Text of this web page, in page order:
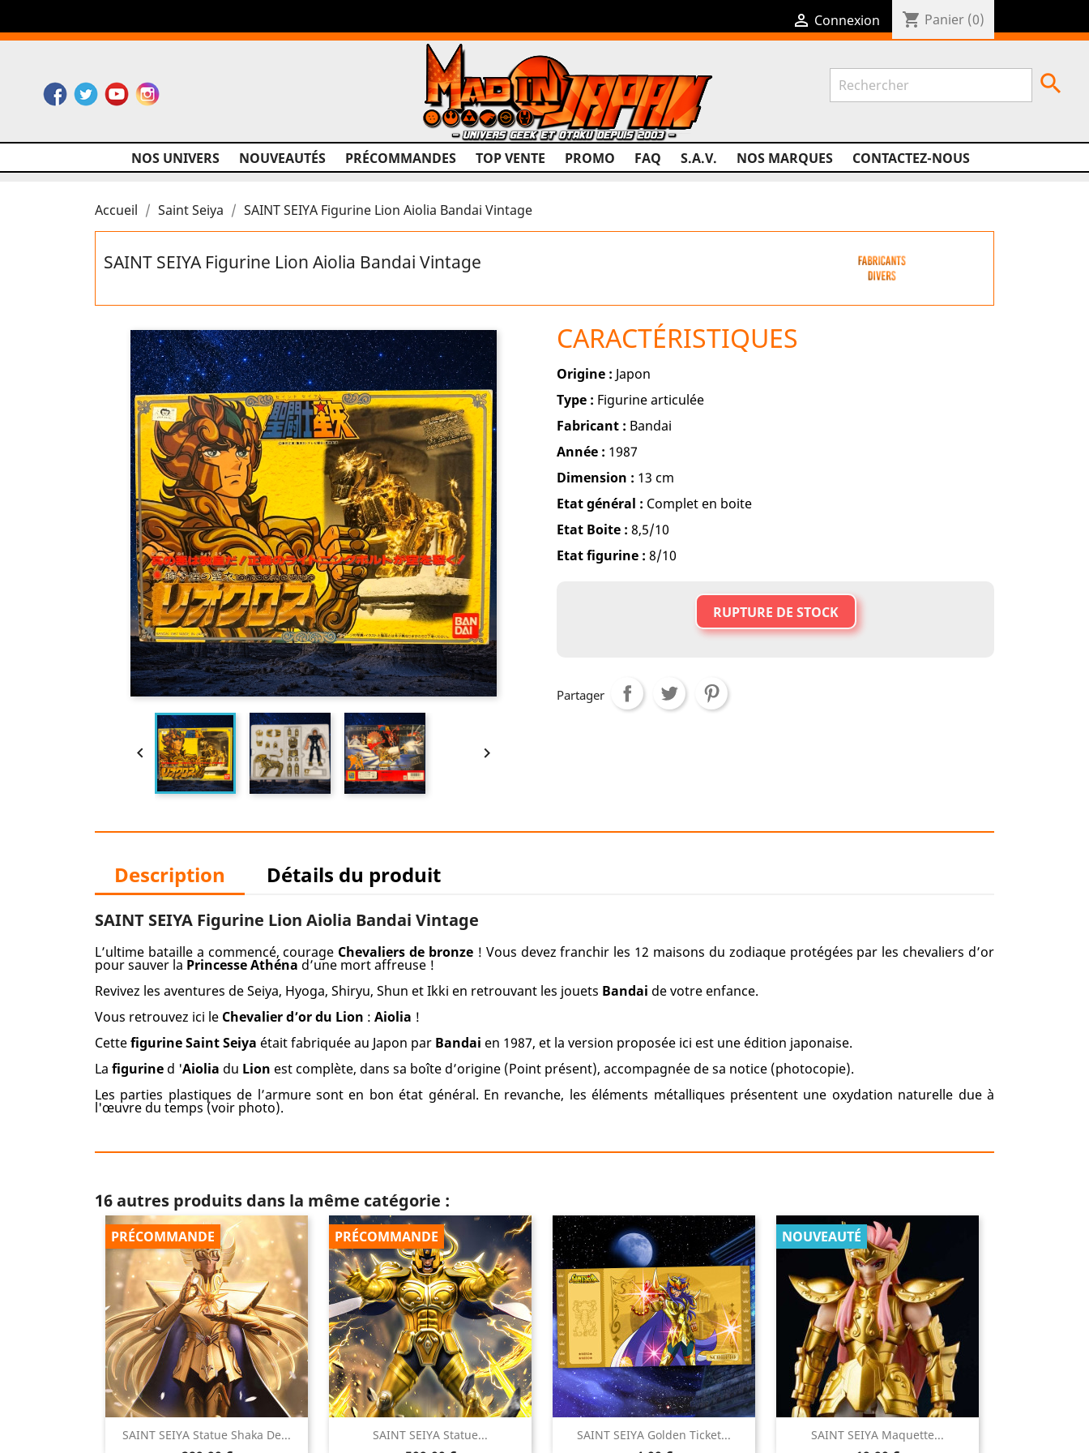
 Connexion shopping_cart Panier (0)
Facebook
TwitterYouTubeInstagram
NOS UNIVERS NOUVEAUTÉS PRÉCOMMANDES TOP VENTE PROMO FAQ S.A.V. NOS MARQUES CONTACTEZ-NOUS

Accueil Saint Seiya SAINT SEIYA Figurine Lion Aiolia Bandai Vintage
SAINT SEIYA Figurine Lion Aiolia Bandai Vintage
 
CARACTÉRISTIQUES
Origine : Japon
Type : Figurine articulée
Fabricant : Bandai
Année : 1987
Dimension : 13 cm
Etat général : Complet en boite
Etat Boite : 8,5/10
Etat figurine : 8/10
RUPTURE DE STOCK
Partager
Description Détails du produit
SAINT SEIYA Figurine Lion Aiolia Bandai Vintage
L’ultime bataille a commencé, courage Chevaliers de bronze ! Vous devez franchir les 12 maisons du zodiaque protégées par les chevaliers d’or
pour sauver la Princesse Athéna d’une mort affreuse !
Revivez les aventures de Seiya, Hyoga, Shiryu, Shun et Ikki en retrouvant les jouets Bandai de votre enfance.
Vous retrouvez ici le Chevalier d’or du Lion : Aiolia !
Cettefigurine Saint Seiya était fabriquée au Japon par Bandai en 1987, et la version proposée ici est une édition japonaise.
La figurine d 'Aiolia du Lion est complète, dans sa boîte d’origine (Point présent), accompagnée de sa notice (photocopie).
Les parties plastiques de l’armure sont en bon état général. En revanche, les éléments métalliques présentent une oxydation naturelle due à
l'œuvre du temps (voir photo).
16 autres produits dans la même catégorie :
SAINT SEIYA Statue Shaka De...
PRÉCOMMANDE
Aperçu rapide SAINT SEIYA Statue...
PRÉCOMMANDE
Aperçu rapide SAINT SEIYA Golden Ticket...
Aperçu rapide SAINT SEIYA Maquette...
NOUVEAUTÉ
Aperçu rapide